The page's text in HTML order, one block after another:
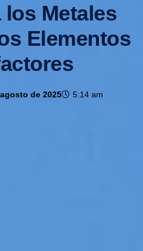
los Metales
Elementos
de 2025 5:14 am